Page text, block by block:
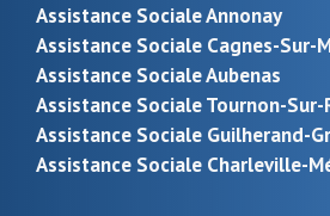
Assistance Sociale Annonay
Assistance Sociale Cagnes-Sur-
Assistance Sociale Aubenas
Assistance Sociale Tournon-Sur-
Assistance Sociale Guilherand-
Assistance Sociale Charleville-